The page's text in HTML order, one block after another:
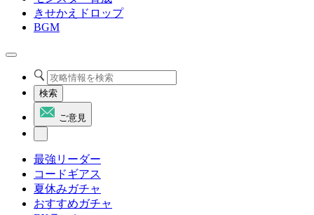
きせかえドロップ
BGM
検索
ご意見
最強リーダー
コードギアス
夏休みガチャ
おすすめガチャ